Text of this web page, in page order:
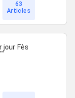
63
Articles
Fés
jour Fès